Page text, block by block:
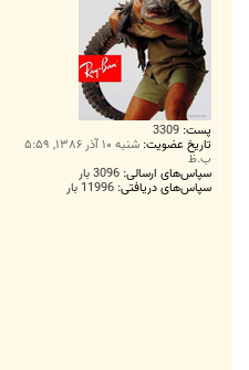
پست: 3309
تاریخ عضویت: شنبه ۱۰ آذر ۱۳۸۶, ۵:۵۹
ب.ظ
سپاس‌های ارسالی: 3096 بار
سپاس‌های دریافتی: 11996 بار